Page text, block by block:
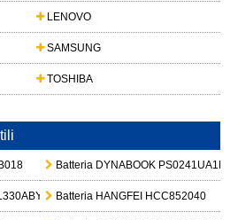
LENOVO
SAMSUNG
TOSHIBA
Batteria DYNABOOK
Batteria HANGFEI HCC852040